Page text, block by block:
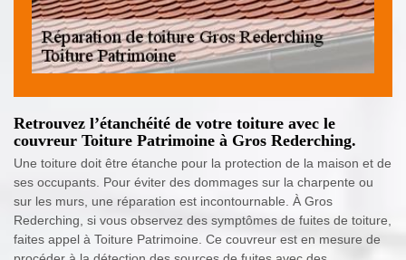
Retrouvez l’étanchéité de votre toiture avec le
couvreur Toiture Patrimoine à Gros Rederching.
Une toiture doit être étanche pour la protection de la maison et de
ses occupants. Pour éviter des dommages sur la charpente ou
sur les murs, une réparation est incontournable. À Gros
Rederching, si vous observez des symptômes de fuites de toiture,
faites appel à Toiture Patrimoine. Ce couvreur est en mesure de